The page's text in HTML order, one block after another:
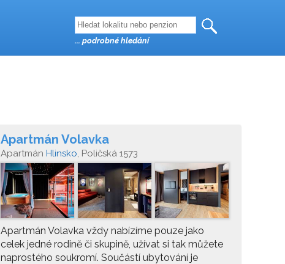
Apartmán Volavka
Apartmán Hlinsko, Poličská 1573
Apartmán Volavka vždy nabízíme pouze jako
celek jedné rodině či skupině, užívat si tak můžete
naprostého soukromí. Součástí ubytování je
... podrobné hledání